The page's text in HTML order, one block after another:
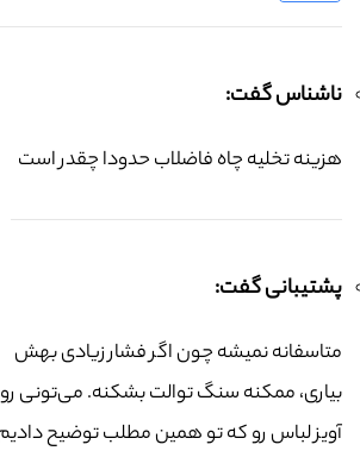
ناشناس گفت:
هزینه تخلیه چاه فاضلاب حدودا چقدر است
پشتیبانی گفت:
متاسفانه نمیشه چون اگر فشار زیادی بهش
بیاری، ممکنه سنگ توالت بشکنه. می‌تونی
آویز لباس رو که تو همین مطلب توضیح